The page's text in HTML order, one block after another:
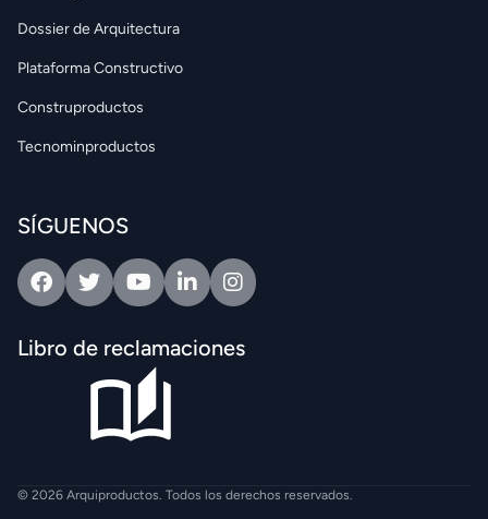
Dossier de Arquitectura
Plataforma Constructivo
Construproductos
Tecnominproductos
SÍGUENOS
FacebookTwitterYoutubeLinkedinIntagram
Libro de reclamaciones
© 2026 Arquiproductos. Todos los derechos reservados.